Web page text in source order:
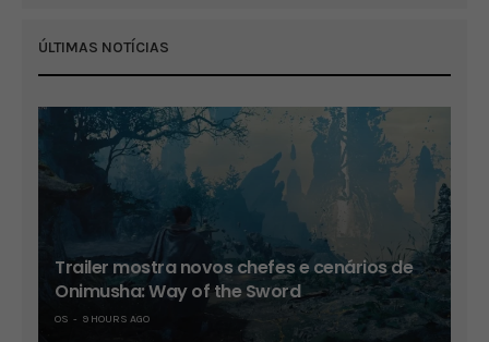
ÚLTIMAS NOTÍCIAS
Trailer mostra novos chefes e cenários de
Onimusha: Way of the Sword
OS 9 HOURS AGO